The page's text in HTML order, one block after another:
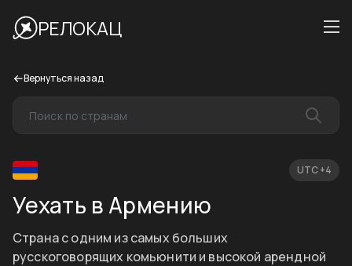
РЕЛОКАЦ
Вернуться назад
UTC +4
Уехать в Армению
Страна с одним из самых больших
русскоговорящих комьюнити и высокой арендной